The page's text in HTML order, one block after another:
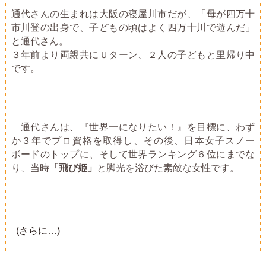
通代さんの生まれは大阪の寝屋川市だが、「母が四万十
市川登の出身で、子どもの頃はよく四万十川で遊んだ」
と通代さん。
３年前より両親共にＵターン、２人の子どもと里帰り中
です。
通代さんは、『世界一になりたい！』を目標に、わず
か３年でプロ資格を取得し、その後、日本女子スノー
ボードのトップに、そして世界ランキング６位にまでな
り、当時「飛び姫」 と脚光を浴びた素敵な女性です。
(さらに…)